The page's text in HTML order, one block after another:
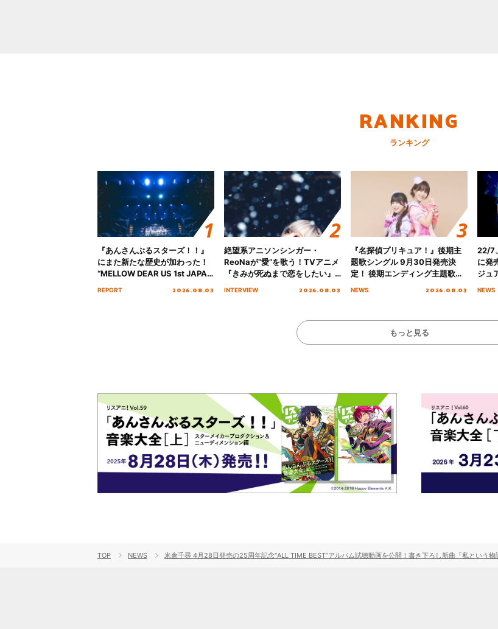
RANKING
ランキング
『あんさんぶるスターズ！！』
にまた新たな歴史が加わった！
“MELLOW DEAR US 1st JAPAN
REPORT 2026.08.03
絶望系アニソンシンガー・
ReoNaが“愛”を歌う！TVアニメ
『きみが死ぬまで恋をしたい』
INTERVIEW 2026.08.03
『名探偵プリキュア！』後期主
題歌シングル 9月30日発売決
定！ 後期エンディング主題歌
NEWS 2026.08.03
22/7
に発
ジュ
NEWS
もっと見る
TOP NEWS 米倉千尋 4月28日発売の25周年記念“ALL TIME BEST”アルバム試聴動画を公開！書き下ろし新曲「私という物